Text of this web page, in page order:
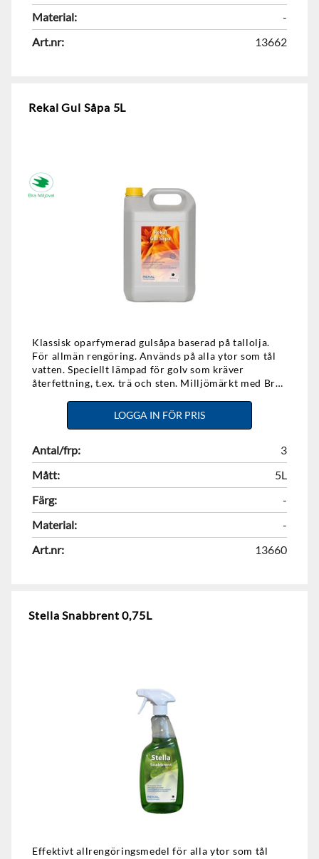
Material:
-
Art.nr:
13662
Rekal Gul Såpa 5L
Klassisk oparfymerad gulsåpa baserad på tallolja.
För allmän rengöring. Används på alla ytor som tål
vatten. Speciellt lämpad för golv som kräver
återfettning, t.ex. trä och sten. Milljömärkt med Bra
LOGGA IN FÖR PRIS
Antal/frp:
3
Mått:
5L
Färg:
-
Material:
-
Art.nr:
13660
Stella Snabbrent 0,75L
Effektivt allrengöringsmedel för alla ytor som tål